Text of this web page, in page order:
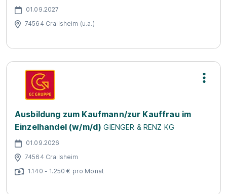
01.09.2027
74564 Crailsheim (u.a.)
Ausbildung zum Kaufmann/zur Kauffrau im
Einzelhandel (w/m/d) GIENGER & RENZ KG
01.09.2026
74564 Crailsheim
1.140 - 1.250 € pro Monat